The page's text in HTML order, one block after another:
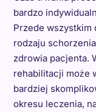
bardzo
Przede wszystkim
rodzaju
zdrowia pacjenta.
rehabilitacji może
bardziej
okresu leczenia,